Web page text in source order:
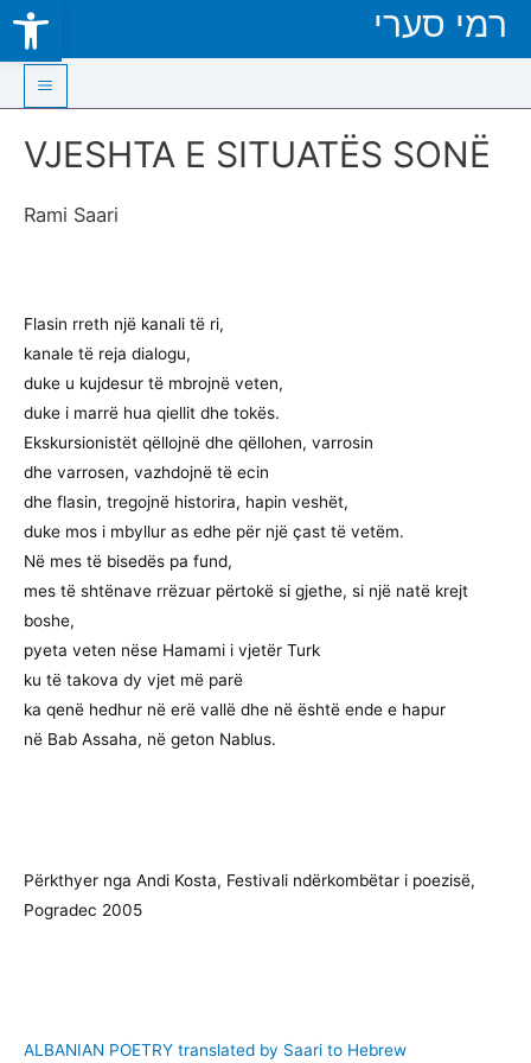
Open toolbar
Skip
רמי סערי
Main
Menu
VJESHTA E SITUATËS SONË
Rami Saari
Flasin rreth një kanali të ri,
kanale të reja dialogu,
duke u kujdesur të mbrojnë veten,
duke i marrë hua qiellit dhe tokës.
Ekskursionistët qëllojnë dhe qëllohen, varrosin
dhe varrosen, vazhdojnë të ecin
dhe flasin, tregojnë historira, hapin veshët,
duke mos i mbyllur as edhe për një çast të vetëm.
Në mes të bisedës pa fund,
mes të shtënave rrëzuar përtokë si gjethe, si një natë krejt
boshe,
pyeta veten nëse Hamami i vjetër Turk
ku të takova dy vjet më parë
ka qenë hedhur në erë vallë dhe në është ende e hapur
në Bab Assaha, në geton Nablus.
Përkthyer nga Andi Kosta, Festivali ndërkombëtar i poezisë,
Pogradec 2005
ALBANIAN POETRY translated by Saari to Hebrew